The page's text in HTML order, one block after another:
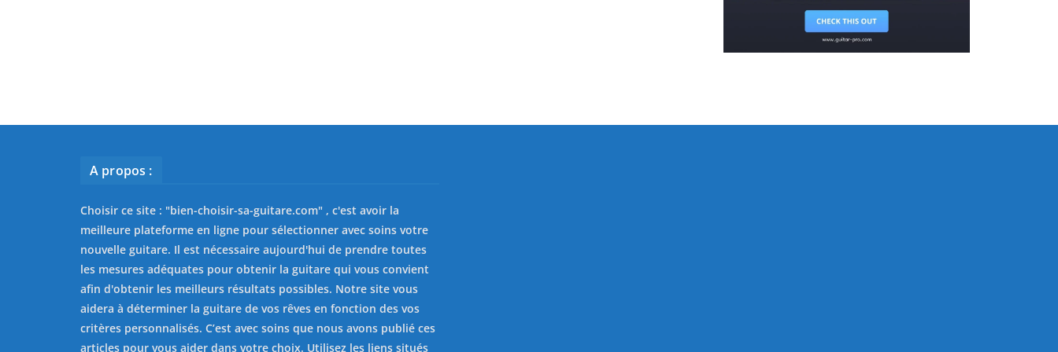
A propos :
Choisir ce site : "bien-choisir-sa-guitare.com" , c'est avoir la
meilleure plateforme en ligne pour sélectionner avec soins votre
nouvelle guitare. Il est nécessaire aujourd'hui de prendre toutes
les mesures adéquates pour obtenir la guitare qui vous convient
afin d'obtenir les meilleurs résultats possibles. Notre site vous
aidera à déterminer la guitare de vos rêves en fonction des vos
critères personnalisés. C’est avec soins que nous avons publié ces
articles pour vous aider dans votre choix. Utilisez les liens situés